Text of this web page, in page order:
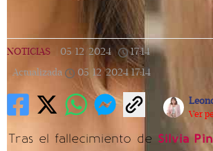
NOTICIAS 05/12/2024 17:14 |
Actualizada
05/12/2024 17:14
Ver
Tras el fallecimiento de Silvia